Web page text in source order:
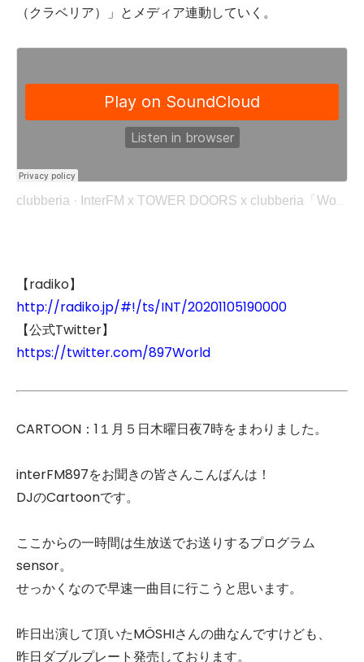
（クラベリア）」とメディア連動していく。
clubberia · InterFM x TOWER DOORS x clubberia「World Marketz」Vol.27 Snippets (2020/11/05)
【radiko】
http://radiko.jp/#!/ts/INT/20201105190000
【公式Twitter】
https://twitter.com/897World
CARTOON：1１月５日木曜日夜7時をまわりました。
interFM897をお聞きの皆さんこんばんは！
DJのCartoonです。
ここからの一時間は生放送でお送りするプログラム
sensor。
せっかくなので早速一曲目に行こうと思います。
昨日出演して頂いたMÖSHIさんの曲なんですけども、
昨日ダブルプレート発売しております。